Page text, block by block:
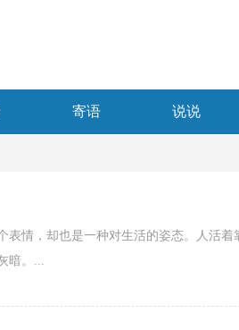
寄语 说说
表情，却也是一种对生活的姿态。人活着
暗。...